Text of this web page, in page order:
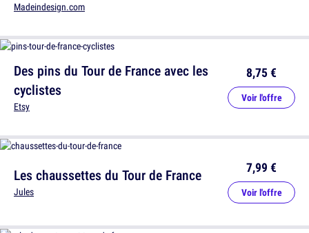
Des pins du Tour de France avec les
cyclistes
Etsy
8,75 €
Voir l'offre
Madeindesign.com
Les chaussettes du Tour de France
Jules
7,99 €
Voir l'offre